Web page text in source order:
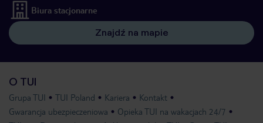
Biura stacjonarne
Znajdź na mapie
O TUI
Grupa TUI TUI Poland Kariera
Kontakt
Gwarancja ubezpieczeniowa
Opieka TUI na wakacjach 24/7